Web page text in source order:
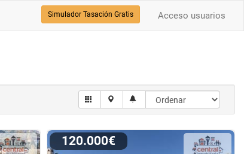
Acceso usuarios
Simulador Tasación Gratis
120.000€